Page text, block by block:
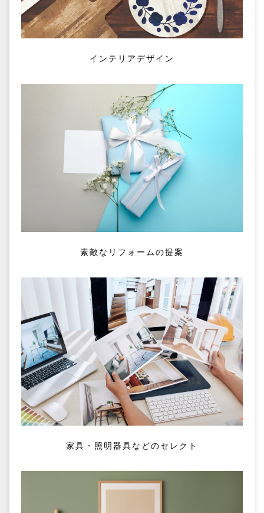
インテリアデザイン
素敵なリフォームの提案
家具・照明器具などのセレクト